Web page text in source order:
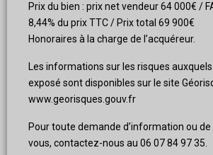
Prix du bien : prix net vendeur 64 000€ /
8,44% du prix TTC / Prix total 69 900€
Honoraires à la charge de l’acquéreur.
Les informations sur les risques
exposé sont disponibles sur le site
www.georisques.gouv.fr
Pour toute demande d’information ou
vous, contactez-nous au 06 07 84 97 35.